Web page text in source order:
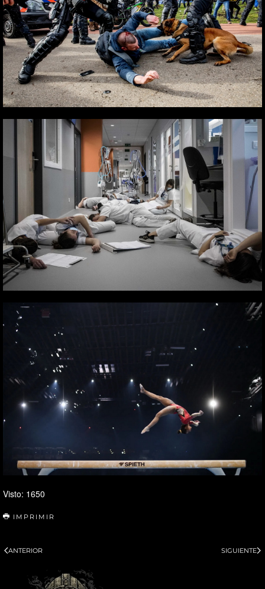
Visto: 1650
IMPRIMIR
ANTERIOR SIGUIENTE